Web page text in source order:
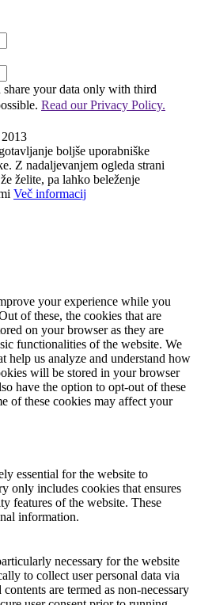
your data only with third
Read our Privacy Policy.
boljše uporabniške
Z nadaljevanjem ogleda strani
želite, pa lahko beleženje
Več informacij
your experience while you
of these, the cookies that are
on your browser as they are
functionalities of the website. We
help us analyze and understand how
will be stored in your browser
have the option to opt-out of these
of these cookies may affect your
essential for the website to
only includes cookies that ensures
features of the website. These
information.
necessary for the website
to collect user personal data via
are termed as non-necessary